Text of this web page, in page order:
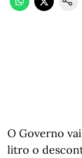
O Governo
litro o